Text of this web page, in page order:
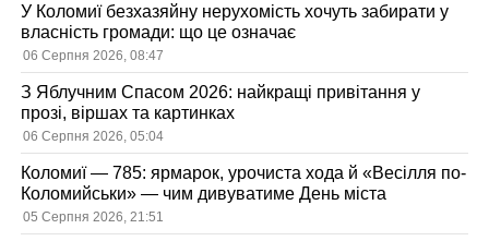
У Коломиї безхазяйну нерухомість хочуть забирати у
власність громади: що це означає
06 Серпня 2026, 08:47
З Яблучним Спасом 2026: найкращі привітання у
прозі, віршах та картинках
06 Серпня 2026, 05:04
Коломиї — 785: ярмарок, урочиста хода й «Весілля по-
Коломийськи» — чим дивуватиме День міста
05 Серпня 2026, 21:51